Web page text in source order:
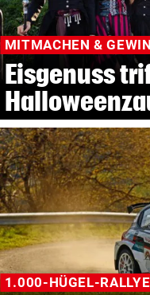
MITMACHEN &
Eisgenuss
1.000-HÜGEL-RALLYE